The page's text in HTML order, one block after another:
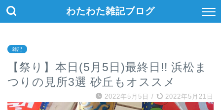
わたわた雑記ブログ
雑記
【祭り】本日(5月5日)最終日!! 浜松ま
つりの見所3選 砂丘もオススメ
2022年5月5日 / 2022年5月21日